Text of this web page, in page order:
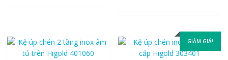
GIẢM GIÁ!